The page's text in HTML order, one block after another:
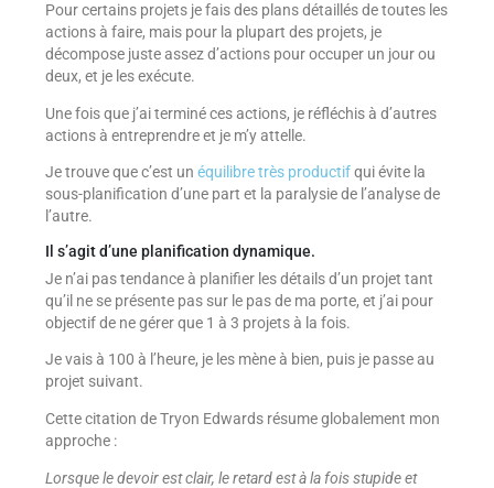
Pour certains projets je fais des plans détaillés de toutes les
actions à faire, mais pour la plupart des projets, je
décompose juste assez d’actions pour occuper un jour ou
deux, et je les exécute.
Une fois que j’ai terminé ces actions, je réfléchis à d’autres
actions à entreprendre et je m’y attelle.
Je trouve que c’est un équilibre très productifqui évite la
sous-planification d’une part et la paralysie de l’analyse de
l’autre.
Il s’agit d’une planification dynamique.
Je n’ai pas tendance à planifier les détails d’un projet tant
qu’il ne se présente pas sur le pas de ma porte, et j’ai pour
objectif de ne gérer que 1 à 3 projets à la fois.
Je vais à 100 à l’heure, je les mène à bien, puis je passe au
projet suivant.
Cette citation de Tryon Edwards résume globalement mon
approche :
Lorsque le devoir est clair, le retard est à la fois stupide et